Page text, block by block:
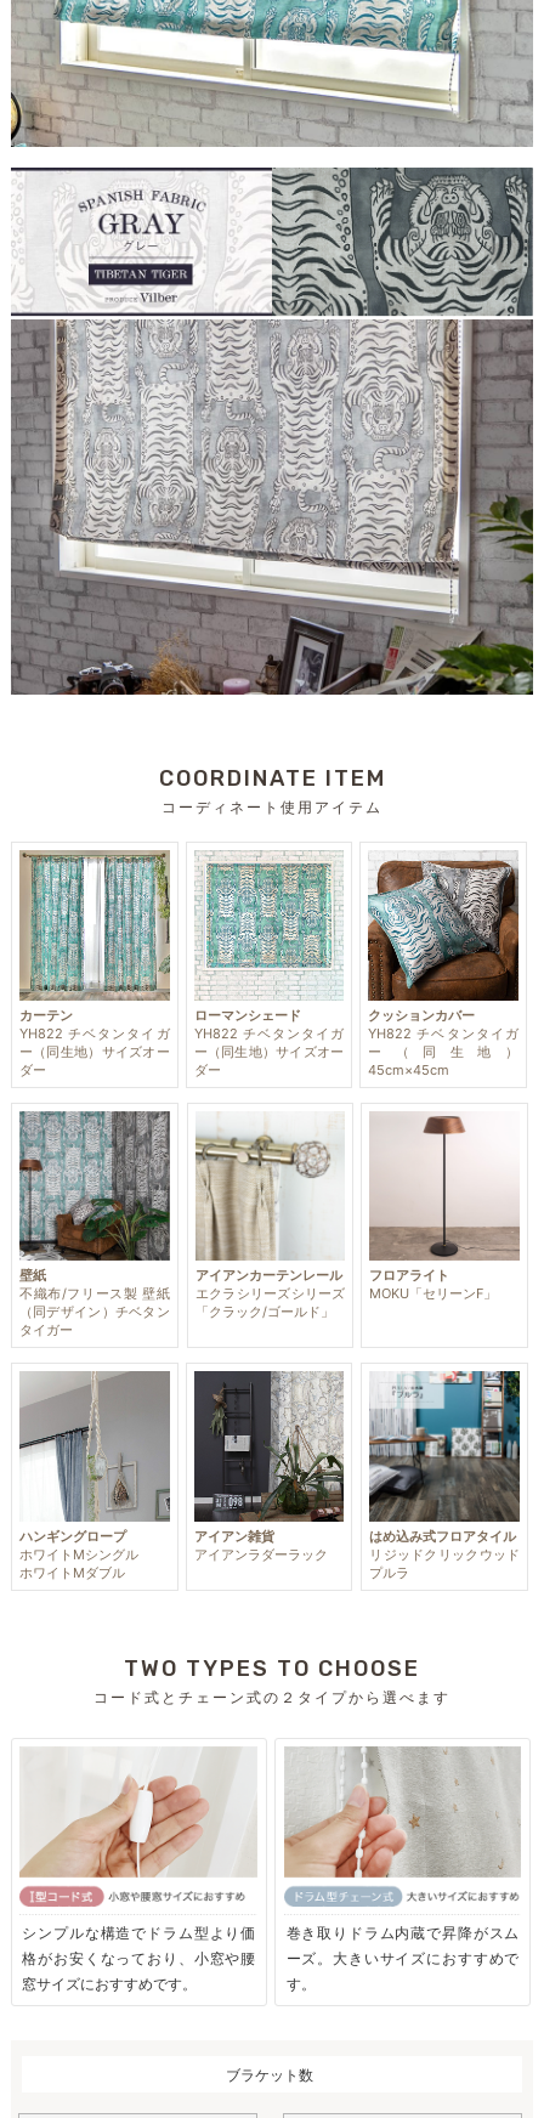
COORDINATE ITEM
コーディネート使用アイテム
カーテン
YH822 チベタンタイガ
ー（同生地）サイズオー
ダー
ローマンシェード
YH822 チベタンタイガ
ー（同生地）サイズオー
ダー
クッションカバー
YH822 チベタンタイガ
ー（同生地）
45cm×45cm
壁紙
不織布/フリース製 壁紙
（同デザイン）チベタン
タイガー
アイアンカーテンレール
エクラシリーズシリーズ
「クラック/ゴールド」
フロアライト
MOKU「セリーンF」
ハンギングロープ
ホワイトMシングル
ホワイトMダブル
アイアン雑貨
アイアンラダーラック
はめ込み式フロアタイル
リジッドクリックウッド
プルラ
TWO TYPES TO CHOOSE
コード式とチェーン式の２タイプから選べます
シンプルな構造でドラム型より価
格がお安くなっており、小窓や腰
窓サイズにおすすめです。
巻き取りドラム内蔵で昇降がスム
ーズ。大きいサイズにおすすめで
す。
ブラケット数